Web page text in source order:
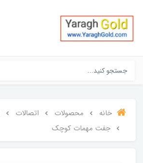
خانه محصولات اتصالات
جفت مهمات کوچک